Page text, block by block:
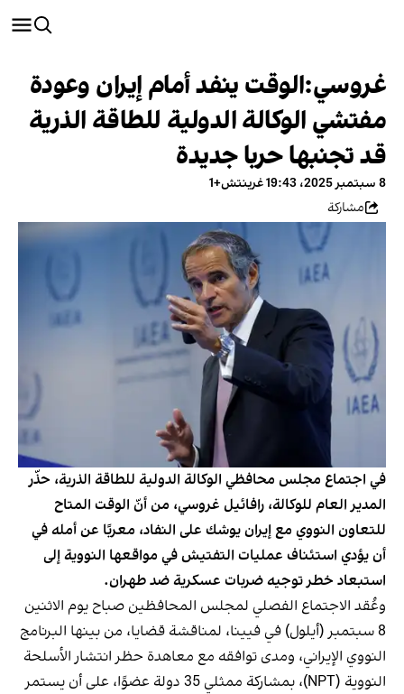
غروسي:الوقت ينفد أمام إيران وعودة
مفتشي الوكالة الدولية للطاقة الذرية
قد تجنبها حربا جديدة
8 سبتمبر 2025، 19:43 غرينتش+1
مشاركة
في اجتماع مجلس محافظي الوكالة الدولية للطاقة الذرية، حذّر
المدير العام للوكالة، رافائيل غروسي، من أنّ الوقت المتاح
للتعاون النووي مع إيران يوشك على النفاد، معربًا عن أمله في
أن يؤدي استئناف عمليات التفتيش في مواقعها النووية إلى
استبعاد خطر توجيه ضربات عسكرية ضد طهران.
وعُقد الاجتماع الفصلي لمجلس المحافظين صباح يوم الاثنين
8 سبتمبر (أيلول) في فيينا، لمناقشة قضايا، من بينها البرنامج
النووي الإيراني، ومدى توافقه مع معاهدة حظر انتشار الأسلحة
النووية (NPT)، بمشاركة ممثلي 35 دولة عضوًا، على أن يستمر